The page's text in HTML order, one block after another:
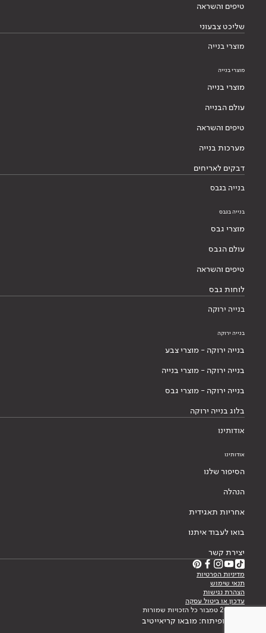
טיפים והשראה
שליכט צבעוני
מוצרי בנייה
מוצרי בנייה
מוצרי בנייה
עולם הבנייה
טיפים והשראה
מערכות בנייה
דבקים לאריחים
בנייה בגבס
בנייה בגבס
מוצרי גבס
עולם הגבס
טיפים והשראה
לוחות גבס
בנייה ירוקה
בנייה ירוקה
בנייה ירוקה - מוצרי צבע
בנייה ירוקה - מוצרי בנייה
בנייה ירוקה - מוצרי גבס
בלוג בנייה ירוקה
אודותינו
אודותינו
הסיפור שלנו
הנהלה
אחריות תאגידית
בואו לעבוד איתנו
יצירת קשר
מדיניות הפרטיות
תנאי שימוש
הצהרת נגישות
עדכון או ביטול עסקה
© 2026 טמבור כל הזכויות שמורות
עיצוב ופיתוח: מובאו קריאייטיב